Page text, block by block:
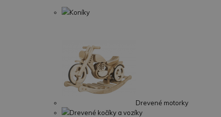
Koníky
Drevené motorky
Drevené kočíky a vozíky